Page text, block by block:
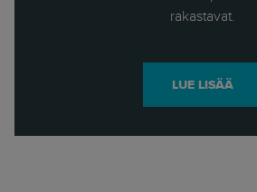
rakastavat.
LUE LISÄÄ